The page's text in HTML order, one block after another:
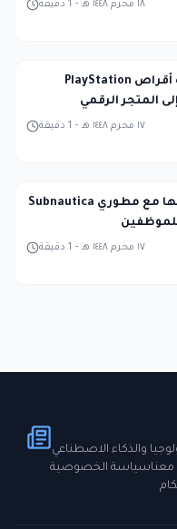
1 دقيقة - ١٨ محرم ١٤٤٨ هـ
سوني تعلن نهاية أقراص PlayStation
المتجر الرقمي
1 دقيقة - ١٧ محرم ١٤٤٨ هـ
كرافتون تحل نزاعها مع مطوري Subnautica
1 دقيقة - ١٧ محرم ١٤٤٨ هـ
والذكاء الاصطناعي
سياسة الخصوصية